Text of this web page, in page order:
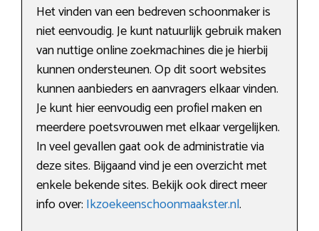
Het vinden van een bedreven schoonmaker is
niet eenvoudig. Je kunt natuurlijk gebruik maken
van nuttige online zoekmachines die je hierbij
kunnen ondersteunen. Op dit soort websites
kunnen aanbieders en aanvragers elkaar vinden.
Je kunt hier eenvoudig een profiel maken en
meerdere poetsvrouwen met elkaar vergelijken.
In veel gevallen gaat ook de administratie via
deze sites. Bijgaand vind je een overzicht met
enkele bekende sites. Bekijk ook direct meer
info over: Ikzoekeenschoonmaakster.nl.